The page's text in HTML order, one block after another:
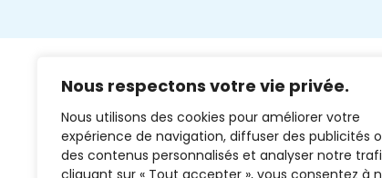
Nous respectons votre vie privée.
Nous utilisons des cookies pour améliorer votre
expérience de navigation, diffuser des publicités
des contenus personnalisés et analyser notre
cliquant sur « Tout accepter », vous consentez à